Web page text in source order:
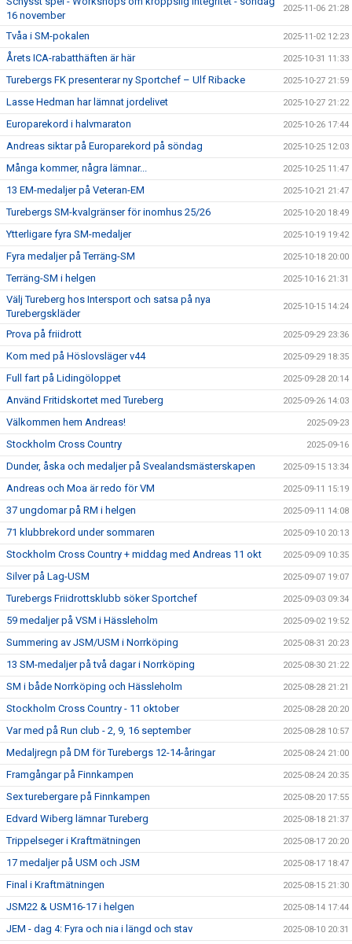
16 november
2025-11-06 21:28
Tvåa i SM-pokalen 2025-11-02 12:23
Årets ICA-rabatthäften är här 2025-10-31 11:33
Turebergs FK presenterar ny Sportchef – Ulf Ribacke 2025-10-27 21:59
Lasse Hedman har lämnat jordelivet 2025-10-27 21:22
Europarekord i halvmaraton 2025-10-26 17:44
Andreas siktar på Europarekord på söndag 2025-10-25 12:03
Många kommer, några lämnar... 2025-10-25 11:47
13 EM-medaljer på Veteran-EM 2025-10-21 21:47
Turebergs SM-kvalgränser för inomhus 25/26 2025-10-20 18:49
Ytterligare fyra SM-medaljer 2025-10-19 19:42
Fyra medaljer på Terräng-SM 2025-10-18 20:00
Terräng-SM i helgen 2025-10-16 21:31
Välj Tureberg hos Intersport och satsa på nya
Turebergskläder
2025-10-15 14:24
Prova på friidrott 2025-09-29 23:36
Kom med på Höslovsläger v44 2025-09-29 18:35
Full fart på Lidingöloppet 2025-09-28 20:14
Använd Fritidskortet med Tureberg 2025-09-26 14:03
Välkommen hem Andreas! 2025-09-23
Stockholm Cross Country 2025-09-16
Dunder, åska och medaljer på Svealandsmästerskapen 2025-09-15 13:34
Andreas och Moa är redo för VM 2025-09-11 15:19
37 ungdomar på RM i helgen 2025-09-11 14:08
71 klubbrekord under sommaren 2025-09-10 20:13
Stockholm Cross Country + middag med Andreas 11 okt 2025-09-09 10:35
Silver på Lag-USM 2025-09-07 19:07
Turebergs Friidrottsklubb söker Sportchef 2025-09-03 09:34
59 medaljer på VSM i Hässleholm 2025-09-02 19:52
Summering av JSM/USM i Norrköping 2025-08-31 20:23
13 SM-medaljer på två dagar i Norrköping 2025-08-30 21:22
SM i både Norrköping och Hässleholm 2025-08-28 21:21
Stockholm Cross Country - 11 oktober 2025-08-28 20:20
Var med på Run club - 2, 9, 16 september 2025-08-28 10:57
Medaljregn på DM för Turebergs 12-14-åringar 2025-08-24 21:00
Framgångar på Finnkampen 2025-08-24 20:35
Sex turebergare på Finnkampen 2025-08-20 17:55
Edvard Wiberg lämnar Tureberg 2025-08-18 21:37
Trippelseger i Kraftmätningen 2025-08-17 20:20
17 medaljer på USM och JSM 2025-08-17 18:47
Final i Kraftmätningen 2025-08-15 21:30
JSM22 & USM16-17 i helgen 2025-08-14 17:44
JEM - dag 4: Fyra och nia i längd och stav 2025-08-10 20:31